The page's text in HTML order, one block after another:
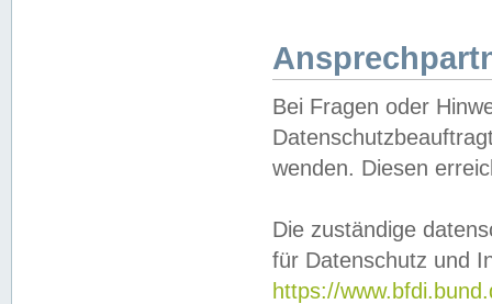
Bei Fragen oder
wenden. Diesen
Die zuständige
für Datenschutz und
https://